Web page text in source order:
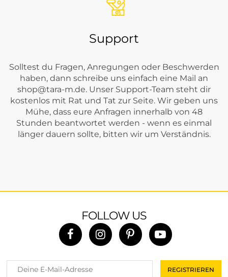
Support
Solltest du Fragen, Anregungen oder Beschwerden
haben, dann schreibe uns einfach eine Mail an
shop@tara-m.de. Unser Support-Team steht dir
kostenlos mit Rat und Tat zur Seite. Wir geben uns
Mühe, dass eure Anfragen innerhalb von 48
Stunden beantwortet werden - wenn es einmal
länger dauern sollte, bitten wir um Verständnis.
FOLLOW US